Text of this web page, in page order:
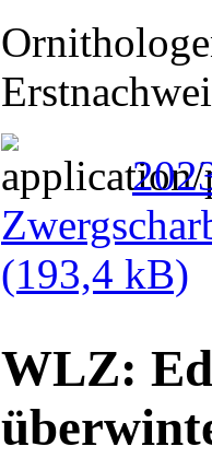
(193,4 kB)
WLZ: